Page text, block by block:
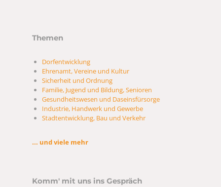
Themen
Dorfentwicklung
Ehrenamt, Vereine und Kultur
Sicherheit und Ordnung
Familie, Jugend und Bildung, Senioren
Gesundheitswesen und Daseinsfürsorge
Industrie, Handwerk und Gewerbe
Stadtentwicklung, Bau und Verkehr
... und viele mehr
Komm' mit uns ins Gespräch